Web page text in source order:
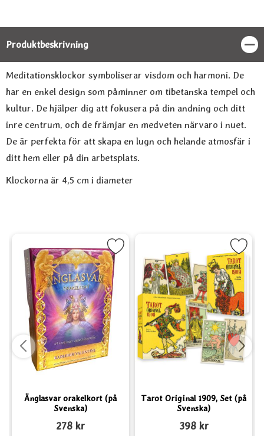
Produktbeskrivning
Produktbeskrivning
Meditationsklockor symboliserar visdom och harmoni. De
har en enkel design som påminner om tibetanska tempel och
kultur. De hjälper dig att fokusera på din andning och ditt
inre centrum, och de främjar en medveten närvaro i nuet.
De är perfekta för att skapa en lugn och helande atmosfär i
ditt hem eller på din arbetsplats.
Klockorna är 4,5 cm i diameter
som favorit
Änglasvar orakelkort (på
Svenska)
Art. nr 5075278 kr
Änglasvar orakelkort (på Svenska) som favorit
Tarot Original 1909, Set (på
Svenska)
Art. nr 5948398 kr
Markera Tarot Original 1909, Set